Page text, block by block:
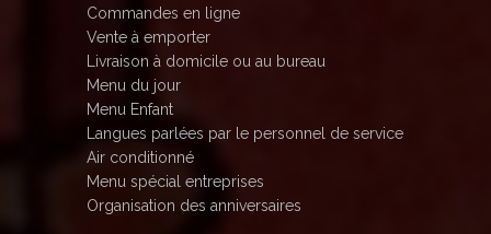
Commandes en ligne
Vente à emporter
Livraison à domicile ou au bureau
Menu du jour
Menu Enfant
Langues parlées par le personnel de service
Air conditionné
Menu spécial entreprises
Organisation des anniversaires